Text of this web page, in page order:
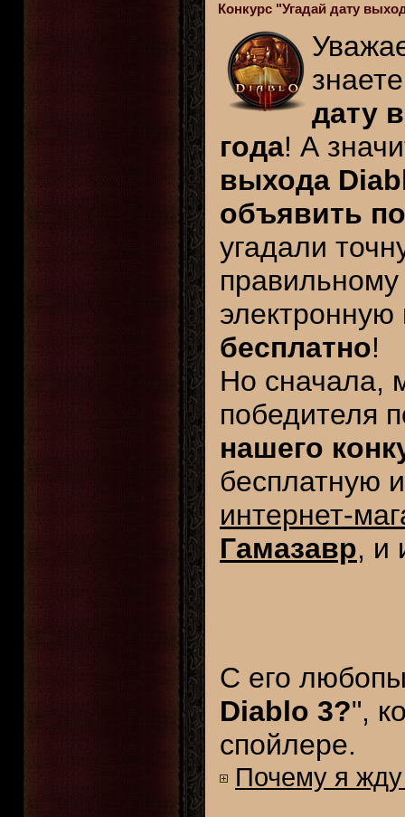
Конкурс "Угадай дату
дату
года! А
выхода
объявить
угадали
бесплатно!
Но сначала,
победителя
нашего
бесплатную
интернет-
Гамазавр, и
C его
Diablo 3?",
спойлере.
Почему я